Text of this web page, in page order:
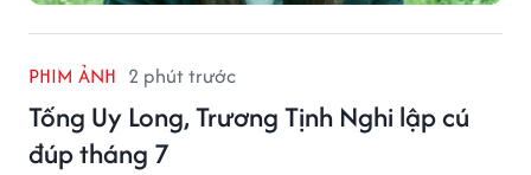
PHIM ẢNH 2 phút trước
Tống Uy Long, Trương Tịnh Nghi lập cú
đúp tháng 7